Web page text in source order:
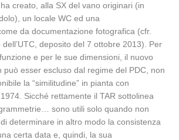
creato, alla SX del vano originari (in
un locale WC ed una
da documentazione fotografica (cfr.
dell’UTC, deposito del 7 ottobre 2013). Per
e per le sue dimensioni, il nuovo
può esser escluso dal regime del PDC, non
la “similitudine” in pianta con
Sicché rettamente il TAR sottolinea
sono utili solo quando non
determinare in altro modo la consistenza
certa data e, quindi, la sua